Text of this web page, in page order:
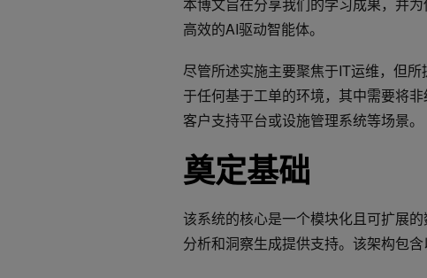
本博文旨在分享我们的学习成果，并
高效的AI驱动智能体。
尽管所述实施主要聚焦于IT运维，但
于任何基于工单的环境，其中需要将
客户支持平台或设施管理系统等场景。
奠定基础
该系统的核心是一个模块化且可扩展
分析和洞察生成提供支持。该架构包含